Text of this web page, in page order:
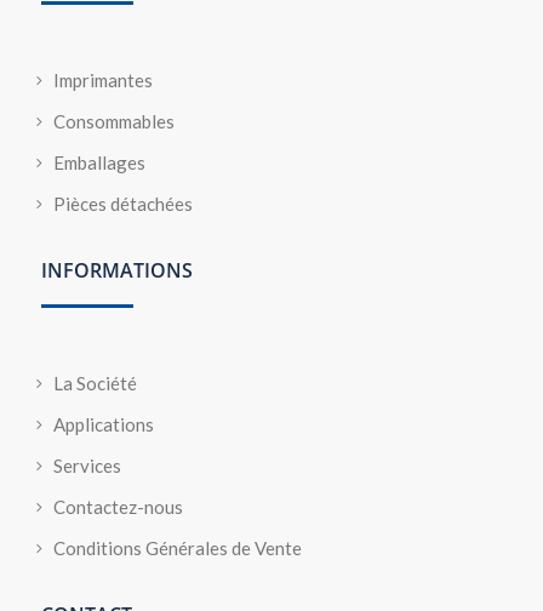
Imprimantes
Consommables
Emballages
Pièces détachées
INFORMATIONS
La Société
Applications
Services
Contactez-nous
Conditions Générales de Vente